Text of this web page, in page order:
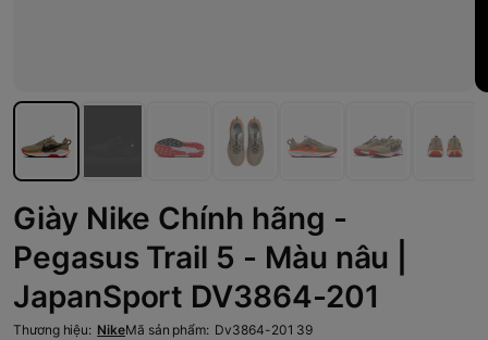
Giày Nike Chính hãng -
Pegasus Trail 5 - Màu nâu |
JapanSport DV3864-201
Thương hiệu: NikeMã sản phẩm: Dv3864-201 39